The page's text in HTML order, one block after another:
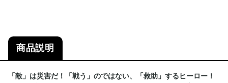
商品説明
「敵」は災害だ！「戦う」のではない、「救助」するヒーロー！